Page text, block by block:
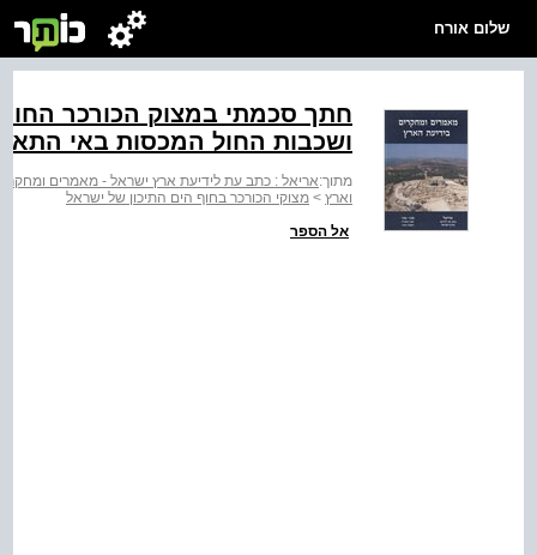
שלום אורח
חתך סכמתי במצוק הכורכר
ושכבות החול המכסות באי
מתוך:אריאל : כתב עת לידיעת ארץ ישראל - מאמרים
וארץ > מצוקי הכורכר בחוף הים התיכון של ישראל
אל הספר